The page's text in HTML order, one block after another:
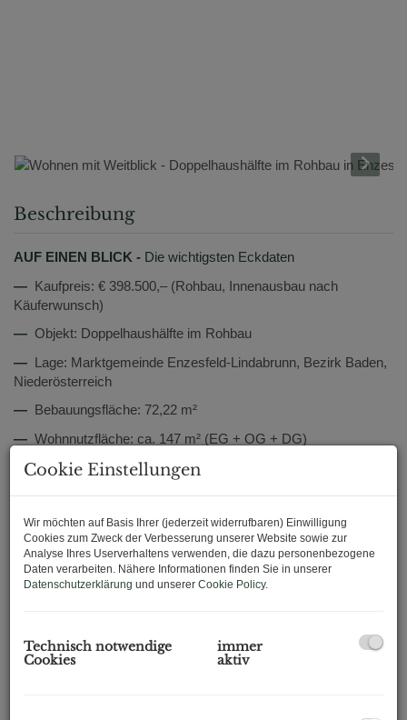
Beschreibung
AUF EINEN BLICK - Die wichtigsten Eckdaten
— Kaufpreis: € 398.500,– (Rohbau, Innenausbau nach
Käuferwunsch)
— Objekt: Doppelhaushälfte im Rohbau
— Lage: Marktgemeinde Enzesfeld-Lindabrunn, Bezirk Baden,
Niederösterreich
— Bebauungsfläche: 72,22 m²
— Wohnnutzfläche: ca. 147 m² (EG + OG + DG)
—Keller: ca. 55 m²
—Carport: ca. 35 m² (nicht ausgeführt)
—Stockwerke: Keller – Erdgeschoss – Obergeschoss –
Dachgeschoss
—Bauweise: Massivbau, Hochlochziegel 250 mm,
Stahlbetondecken
Bescheid der Marktgemeinde 2022
—Zustand: Rohbau – Innenausbau vollständig nach
Cookie Einstellungen
Wir möchten auf Basis Ihrer (jederzeit widerrufbaren) Einwilligung
Cookies zum Zweck der Verbesserung unserer Website sowie zur
Analyse Ihres Userverhaltens verwenden, die dazu personenbezogene
Daten verarbeiten. Nähere Informationen finden Sie in unserer
Datenschutzerklärung und unserer Cookie Policy.
Technisch notwendige
Cookies
immer
aktiv